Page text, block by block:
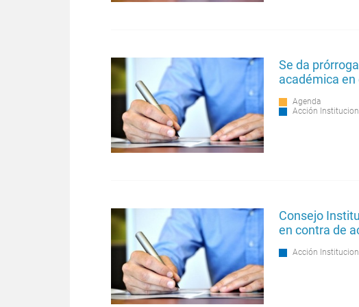
Se da
académica en
Agenda
Acción
Consejo
en contra de
Acción